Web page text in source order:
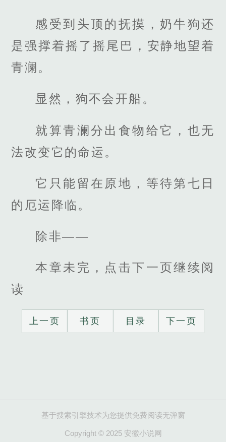
感受到头顶的抚摸，奶牛狗还
是强撑着摇了摇尾巴，安静地望着
青澜。
显然，狗不会开船。
就算青澜分出食物给它，也无
法改变它的命运。
它只能留在原地，等待第七日
的厄运降临。
除非——
本章未完，点击下一页继续阅
读
上一页 书页 目录 下一页
基于搜索引擎技术为您提供免费阅读无弹窗
Copyright © 2025 安徽小说网